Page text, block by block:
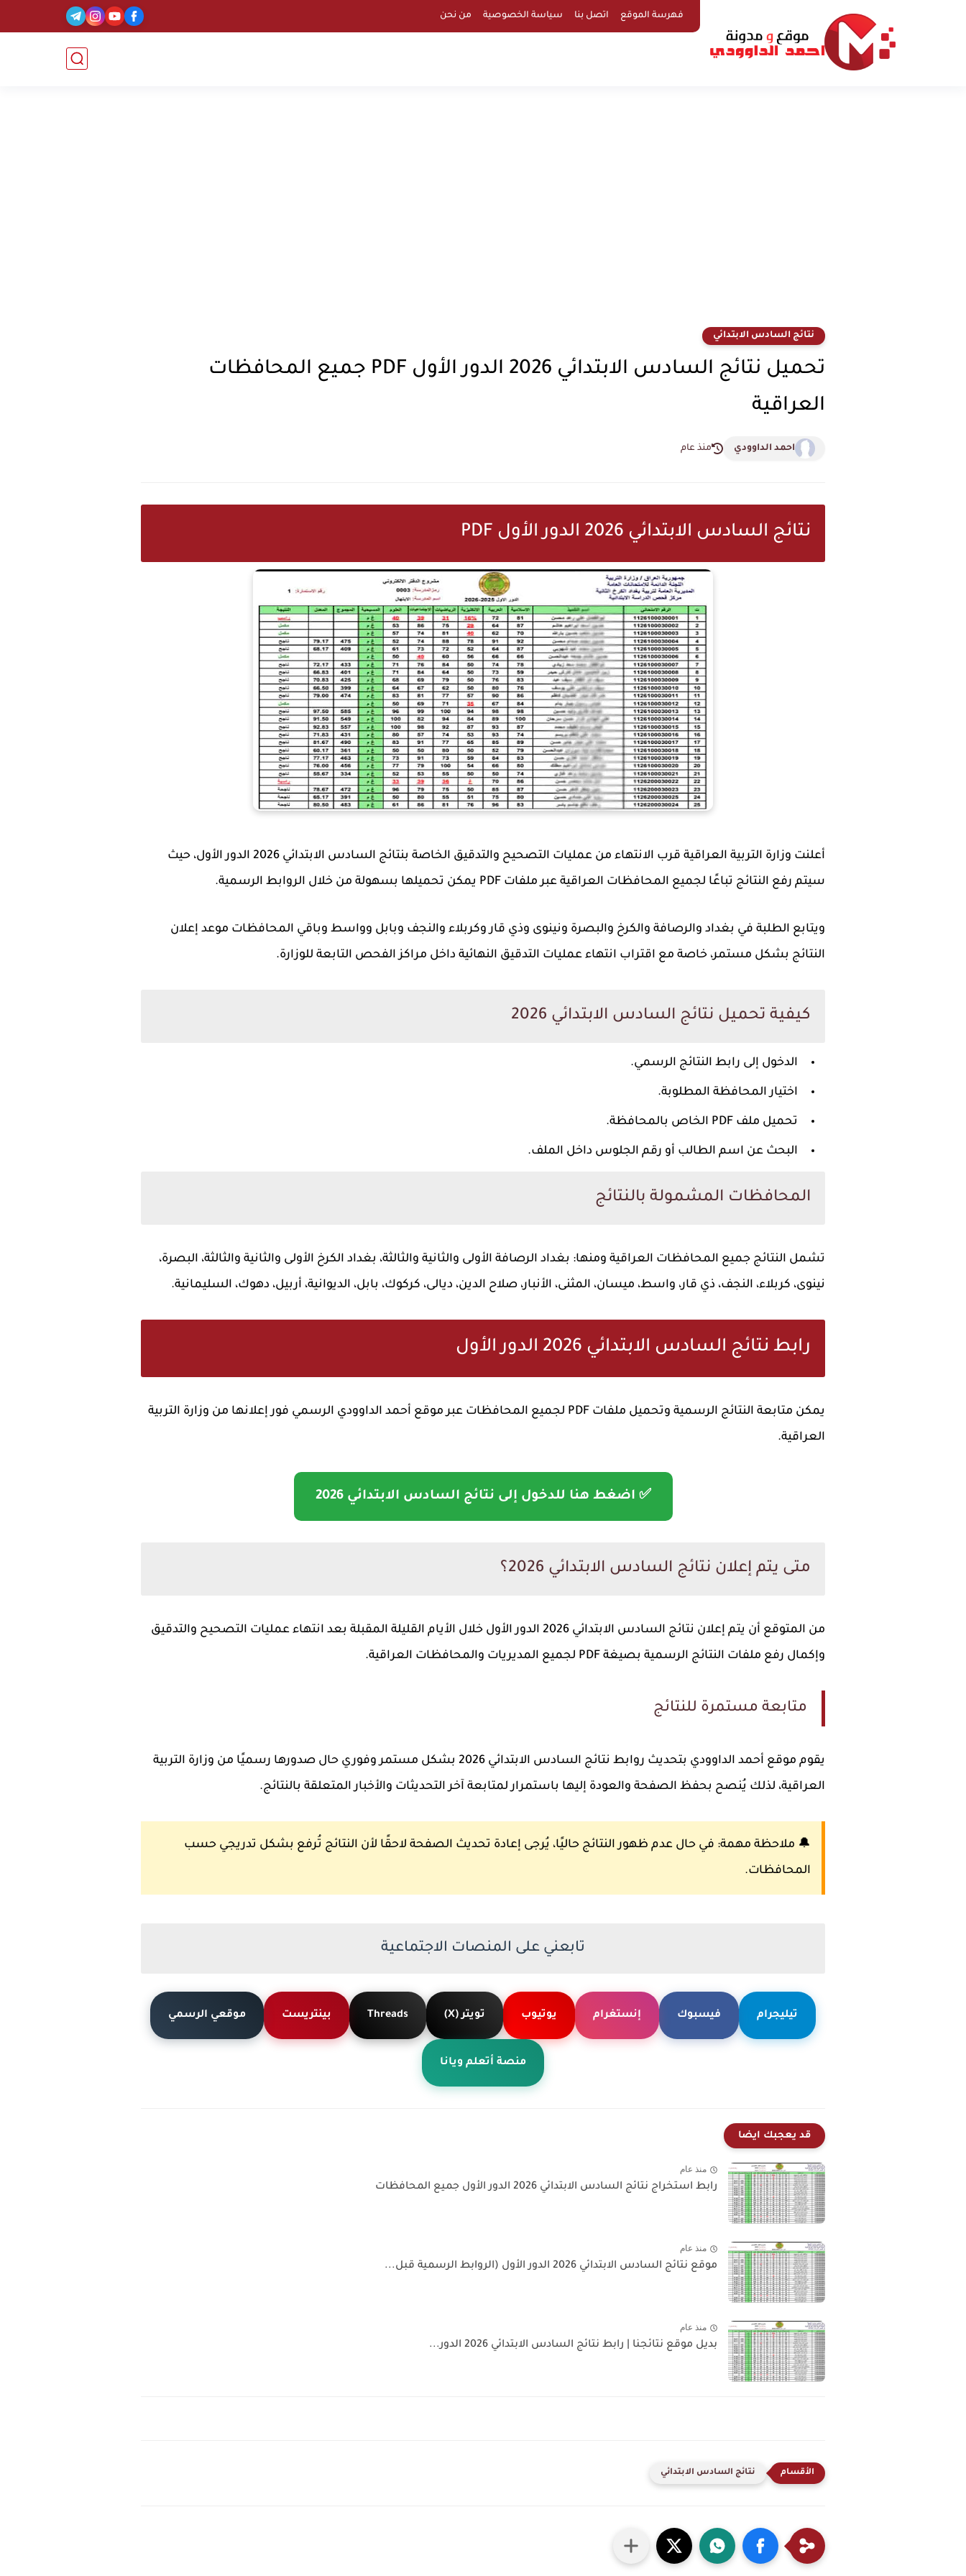
فهرسة الموقع اتصل بنا سياسة الخصوصية من نحن
نتائج السادس الابتدائي
تحميل نتائج السادس الابتدائي 2026 الدور الأول PDF جميع المحافظات
العراقية
احمد الداوودي منذ عام
نتائج السادس الابتدائي 2026 الدور الأول PDF
أعلنت وزارة التربية العراقية قرب الانتهاء من عمليات التصحيح والتدقيق الخاصة بنتائج السادس الابتدائي 2026 الدور الأول، حيث
سيتم رفع النتائج تباعًا لجميع المحافظات العراقية عبر ملفات PDF يمكن تحميلها بسهولة من خلال الروابط الرسمية.
ويتابع الطلبة في بغداد والرصافة والكرخ والبصرة ونينوى وذي قار وكربلاء والنجف وبابل وواسط وباقي المحافظات موعد إعلان
النتائج بشكل مستمر، خاصة مع اقتراب انتهاء عمليات التدقيق النهائية داخل مراكز الفحص التابعة للوزارة.
كيفية تحميل نتائج السادس الابتدائي 2026
الدخول إلى رابط النتائج الرسمي.
اختيار المحافظة المطلوبة.
تحميل ملف PDF الخاص بالمحافظة.
البحث عن اسم الطالب أو رقم الجلوس داخل الملف.
المحافظات المشمولة بالنتائج
تشمل النتائج جميع المحافظات العراقية ومنها: بغداد الرصافة الأولى والثانية والثالثة، بغداد الكرخ الأولى والثانية والثالثة، البصرة،
نينوى، كربلاء، النجف، ذي قار، واسط، ميسان، المثنى، الأنبار، صلاح الدين، ديالى، كركوك، بابل، الديوانية، أربيل، دهوك، السليمانية.
رابط نتائج السادس الابتدائي 2026 الدور الأول
يمكن متابعة النتائج الرسمية وتحميل ملفات PDF لجميع المحافظات عبر موقع أحمد الداوودي الرسمي فور إعلانها من وزارة التربية
العراقية.
✅ اضغط هنا للدخول إلى نتائج السادس الابتدائي 2026
متى يتم إعلان نتائج السادس الابتدائي 2026؟
من المتوقع أن يتم إعلان نتائج السادس الابتدائي 2026 الدور الأول خلال الأيام القليلة المقبلة بعد انتهاء عمليات التصحيح والتدقيق
وإكمال رفع ملفات النتائج الرسمية بصيغة PDF لجميع المديريات والمحافظات العراقية.
متابعة مستمرة للنتائج
يقوم موقع أحمد الداوودي بتحديث روابط نتائج السادس الابتدائي 2026 بشكل مستمر وفوري حال صدورها رسميًا من وزارة التربية
العراقية، لذلك يُنصح بحفظ الصفحة والعودة إليها باستمرار لمتابعة آخر التحديثات والأخبار المتعلقة بالنتائج.
🔔 ملاحظة مهمة: في حال عدم ظهور النتائج حاليًا، يُرجى إعادة تحديث الصفحة لاحقًا لأن النتائج تُرفع بشكل تدريجي حسب
المحافظات.
تابعني على المنصات الاجتماعية
تيليجرام فيسبوك إنستغرام يوتيوب تويتر (X) Threads بينتريست موقعي الرسمي
منصة أتعلم ويانا
قد يعجبك ايضا
منذ عام
رابط استخراج نتائج السادس الابتدائي 2026 الدور الأول جميع المحافظات
منذ عام
موقع نتائج السادس الابتدائي 2026 الدور الأول (الروابط الرسمية قبل...
منذ عام
بديل موقع نتائجنا | رابط نتائج السادس الابتدائي 2026 الدور...
نتائج السادس الابتدائي